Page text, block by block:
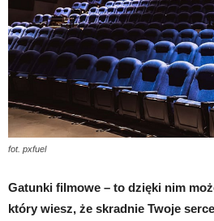
fot. pxfuel
Gatunki filmowe – to dzięki nim
który wiesz, że skradnie Twoje